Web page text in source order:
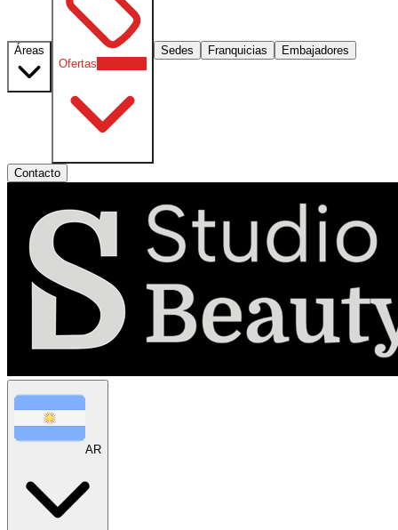
Áreas
Ofertas
Sedes Franquicias Embajadores
Contacto
AR